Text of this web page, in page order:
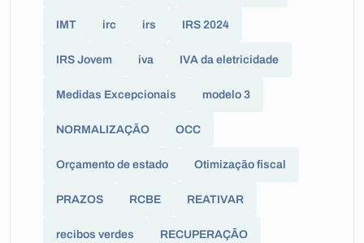
IMT irc irs IRS 2024
IRS Jovem iva IVA da eletricidade
Medidas Excepcionais modelo 3
NORMALIZAÇÃO OCC
Orçamento de estado Otimização fiscal
PRAZOS RCBE REATIVAR
recibos verdes RECUPERAÇÃO